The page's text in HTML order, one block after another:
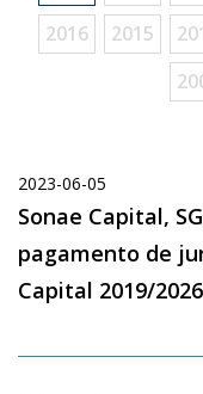
2016
2015
2023-06-05
Sonae Capital,
pagamento de
Capital 2019/